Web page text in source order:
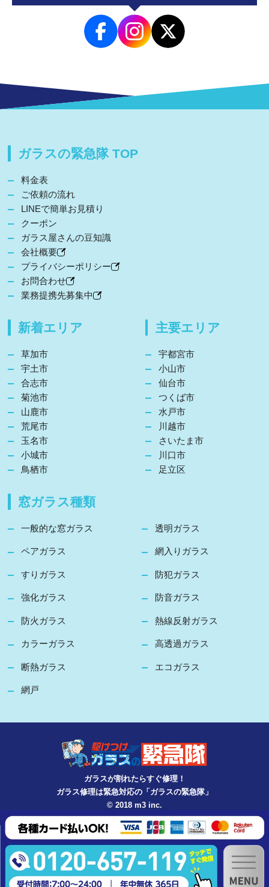
ガラスの緊急隊 TOP
料金表
ご依頼の流れ
LINEで簡単お見積り
クーポン
ガラス屋さんの豆知識
会社概要
プライバシーポリシー
お問合わせ
業務提携先募集中
新着エリア
草加市
宇土市
合志市
菊池市
山鹿市
荒尾市
玉名市
小城市
鳥栖市
主要エリア
宇都宮市
小山市
仙台市
つくば市
水戸市
川越市
さいたま市
川口市
足立区
窓ガラス種類
一般的な窓ガラス 透明ガラス
ペアガラス 網入りガラス
すりガラス 防犯ガラス
強化ガラス 防音ガラス
防火ガラス 熱線反射ガラス
カラーガラス 高透過ガラス
断熱ガラス エコガラス
網戸
ガラスが割れたらすぐ修理！
ガラス修理は緊急対応の「ガラスの緊急隊」
© 2018 m3 inc.